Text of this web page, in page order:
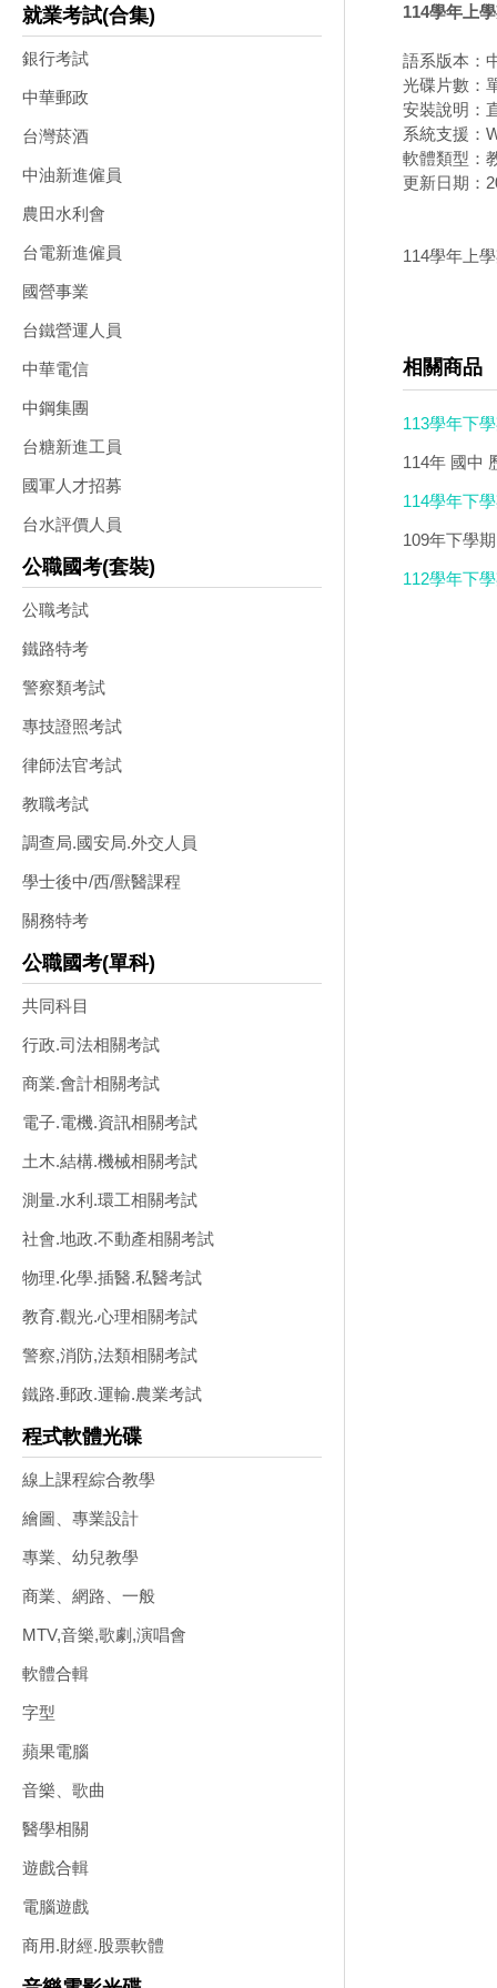
就業考試(合集)
銀行考試
中華郵政
台灣菸酒
中油新進僱員
農田水利會
台電新進僱員
國營事業
台鐵營運人員
中華電信
中鋼集團
台糖新進工員
國軍人才招募
台水評價人員
公職國考(套裝)
公職考試
鐵路特考
警察類考試
專技證照考試
律師法官考試
教職考試
調查局.國安局.外交人員
學士後中/西/獸醫課程
關務特考
公職國考(單科)
共同科目
行政.司法相關考試
商業.會計相關考試
電子.電機.資訊相關考試
土木.結構.機械相關考試
測量.水利.環工相關考試
社會.地政.不動產相關考試
物理.化學.插醫.私醫考試
教育.觀光.心理相關考試
警察,消防,法類相關考試
鐵路.郵政.運輸.農業考試
程式軟體光碟
線上課程綜合教學
繪圖、專業設計
專業、幼兒教學
商業、網路、一般
MTV,音樂,歌劇,演唱會
軟體合輯
字型
蘋果電腦
音樂、歌曲
醫學相關
遊戲合輯
電腦遊戲
商用.財經.股票軟體
114學年上
語系版本：
光碟片數：
安裝說明：
系統支援：
軟體類型：
更新日期：
114學年上
相關商品
113學年下
114年 國中
114學年下
級翰將講義)
109年下學
翰將講義+
112學年下